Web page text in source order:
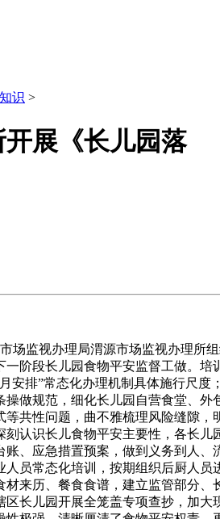
识 >
展《长儿园落
视办理局渭源市场监视办理所
阶段长儿园食物平安监督工做。
安排”常态化办理机制具体施行尺
做规范，细化长儿园自营食堂、
共性问题，曲不雅梳理风险缝隙
认识长儿食物平安主要性，各长
、应急措置预案，做到义务到人
员常态化培训，按期组织后厨人
来历、餐食食谱，建立监管部分
长儿园开展全笼盖专项查抄，加